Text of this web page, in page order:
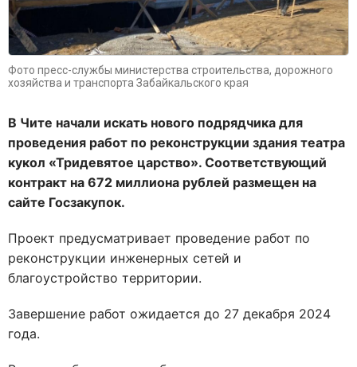
Фото пресс-службы министерства строительства, дорожного
хозяйства и транспорта Забайкальского края
В Чите начали искать нового подрядчика для
проведения работ по реконструкции здания театра
кукол «Тридевятое царство». Соответствующий
контракт на 672 миллиона рублей размещен на
сайте Госзакупок.
Проект предусматривает проведение работ по
реконструкции инженерных сетей и
благоустройство территории.
Завершение работ ожидается до 27 декабря 2024
года.